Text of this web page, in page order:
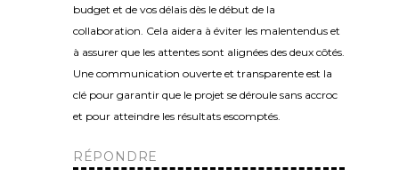
budget et de vos délais dès le début de la
collaboration. Cela aidera à éviter les malentendus et
à assurer que les attentes sont alignées des deux côtés.
Une communication ouverte et transparente est la
clé pour garantir que le projet se déroule sans accroc
et pour atteindre les résultats escomptés.
RÉPONDRE